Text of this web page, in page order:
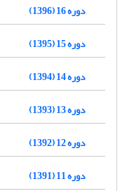
دوره 16 (1396)
دوره 15 (1395)
دوره 14 (1394)
دوره 13 (1393)
دوره 12 (1392)
دوره 11 (1391)